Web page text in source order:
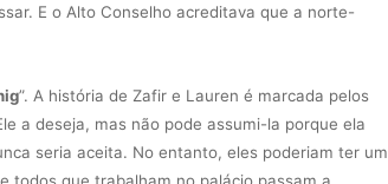
E o Alto Conselho acreditava que a norte-
”. A história de Zafir e Lauren é marcada pelos
a deseja, mas não pode assumi-la porque ela
seria aceita. No entanto, eles poderiam ter um